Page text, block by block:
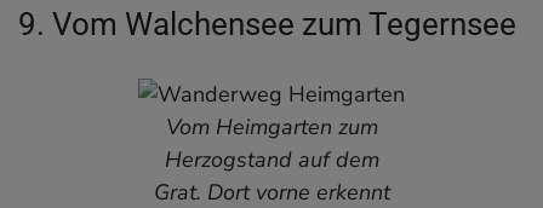
9. Vom Walchensee zum Tegernsee
Vom Heimgarten zum
Herzogstand auf dem
Grat. Dort vorne erkennt